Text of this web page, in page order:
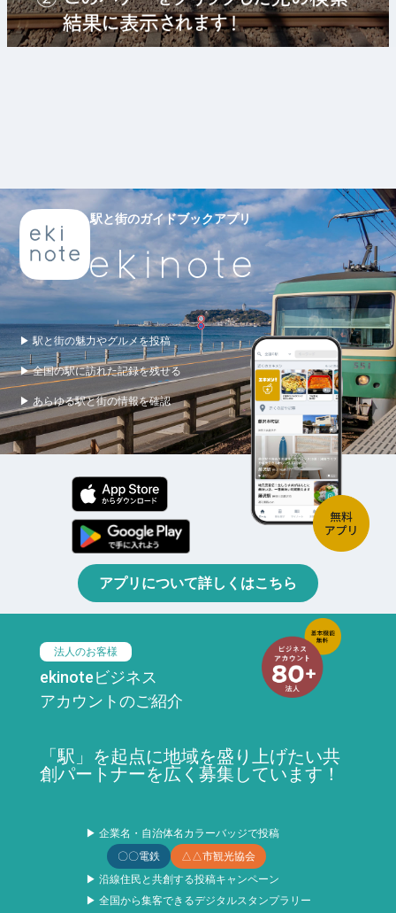
駅と街のガイドブックアプリ
▶ 駅と街の魅力やグルメを投稿
▶ 全国の駅に訪れた記録を残せる
▶ あらゆる駅と街の情報を確認
アプリについて詳しくはこちら
法人のお客様
ekinoteビジネス
アカウントのご紹介
「駅」を起点に地域を盛り上げたい共
創パートナーを広く募集しています！
▶ 企業名・自治体名カラーバッジで投稿
〇〇電鉄
△△市観光協会
▶ 沿線住民と共創する投稿キャンペーン
▶ 全国から集客できるデジタルスタンプラリー